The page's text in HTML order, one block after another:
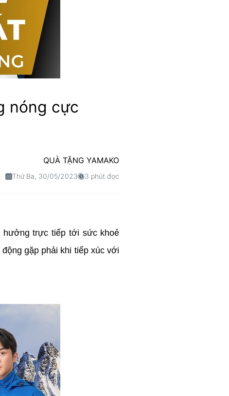
nóng cực
QUÀ TẶNG YAMAKO
Thứ Ba, 30/05/2023 3 phút đọc
hưởng trực tiếp tới sức khoẻ
gặp phải khi tiếp xúc với